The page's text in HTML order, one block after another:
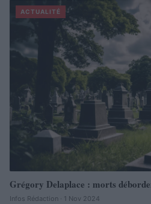
ACTUALITÉ
Grégory Delaplace : morts
Infos Rédaction · 1 Nov 2024